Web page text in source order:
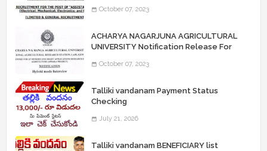
“Assistant Engineers" Posts
October 07, 2023
ACHARYA NAGARJUNA AGRICULTURAL
UNIVERSITY Notification Release For
October 07, 2023
Talliki vandanam Payment Status
Checking
July 21, 2026
Talliki vandanam BENEFICIARY list